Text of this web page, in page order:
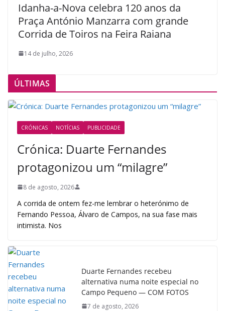
Idanha-a-Nova celebra 120 anos da
Praça António Manzarra com grande
Corrida de Toiros na Feira Raiana
14 de julho, 2026
ÚLTIMAS
CRÓNICAS NOTÍCIAS PUBLICIDADE
Crónica: Duarte Fernandes
protagonizou um “milagre”
8 de agosto, 2026
A corrida de ontem fez-me lembrar o heterónimo de
Fernando Pessoa, Álvaro de Campos, na sua fase mais
intimista. Nos
Duarte Fernandes recebeu
alternativa numa noite especial no
Campo Pequeno — COM FOTOS
7 de agosto, 2026